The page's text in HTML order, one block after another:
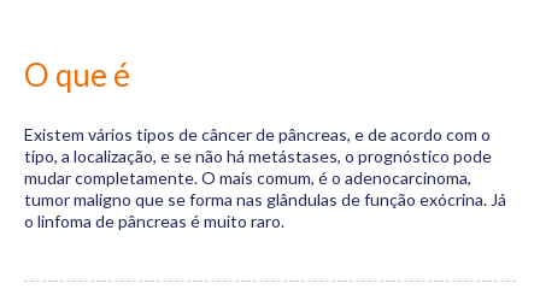
O que é
Existem vários tipos de câncer de pâncreas, e de acordo com o
tipo, a localização, e se não há metástases, o prognóstico pode
mudar completamente. O mais comum, é o adenocarcinoma,
tumor maligno que se forma nas glândulas de função exócrina. Já
o linfoma de pâncreas é muito raro.